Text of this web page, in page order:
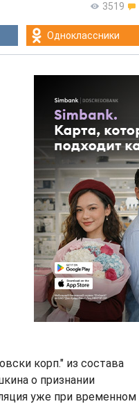
3519
Одноклассники
корп." из состава
о признании
уже при временном